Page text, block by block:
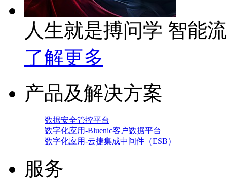
人生就是搏问学 智能
了解更多
产品及解决方案
数据安全管控平台
数字化应用-Bluenic客户数据平台
数字化应用-云捷集成中间件（ESB）
服务